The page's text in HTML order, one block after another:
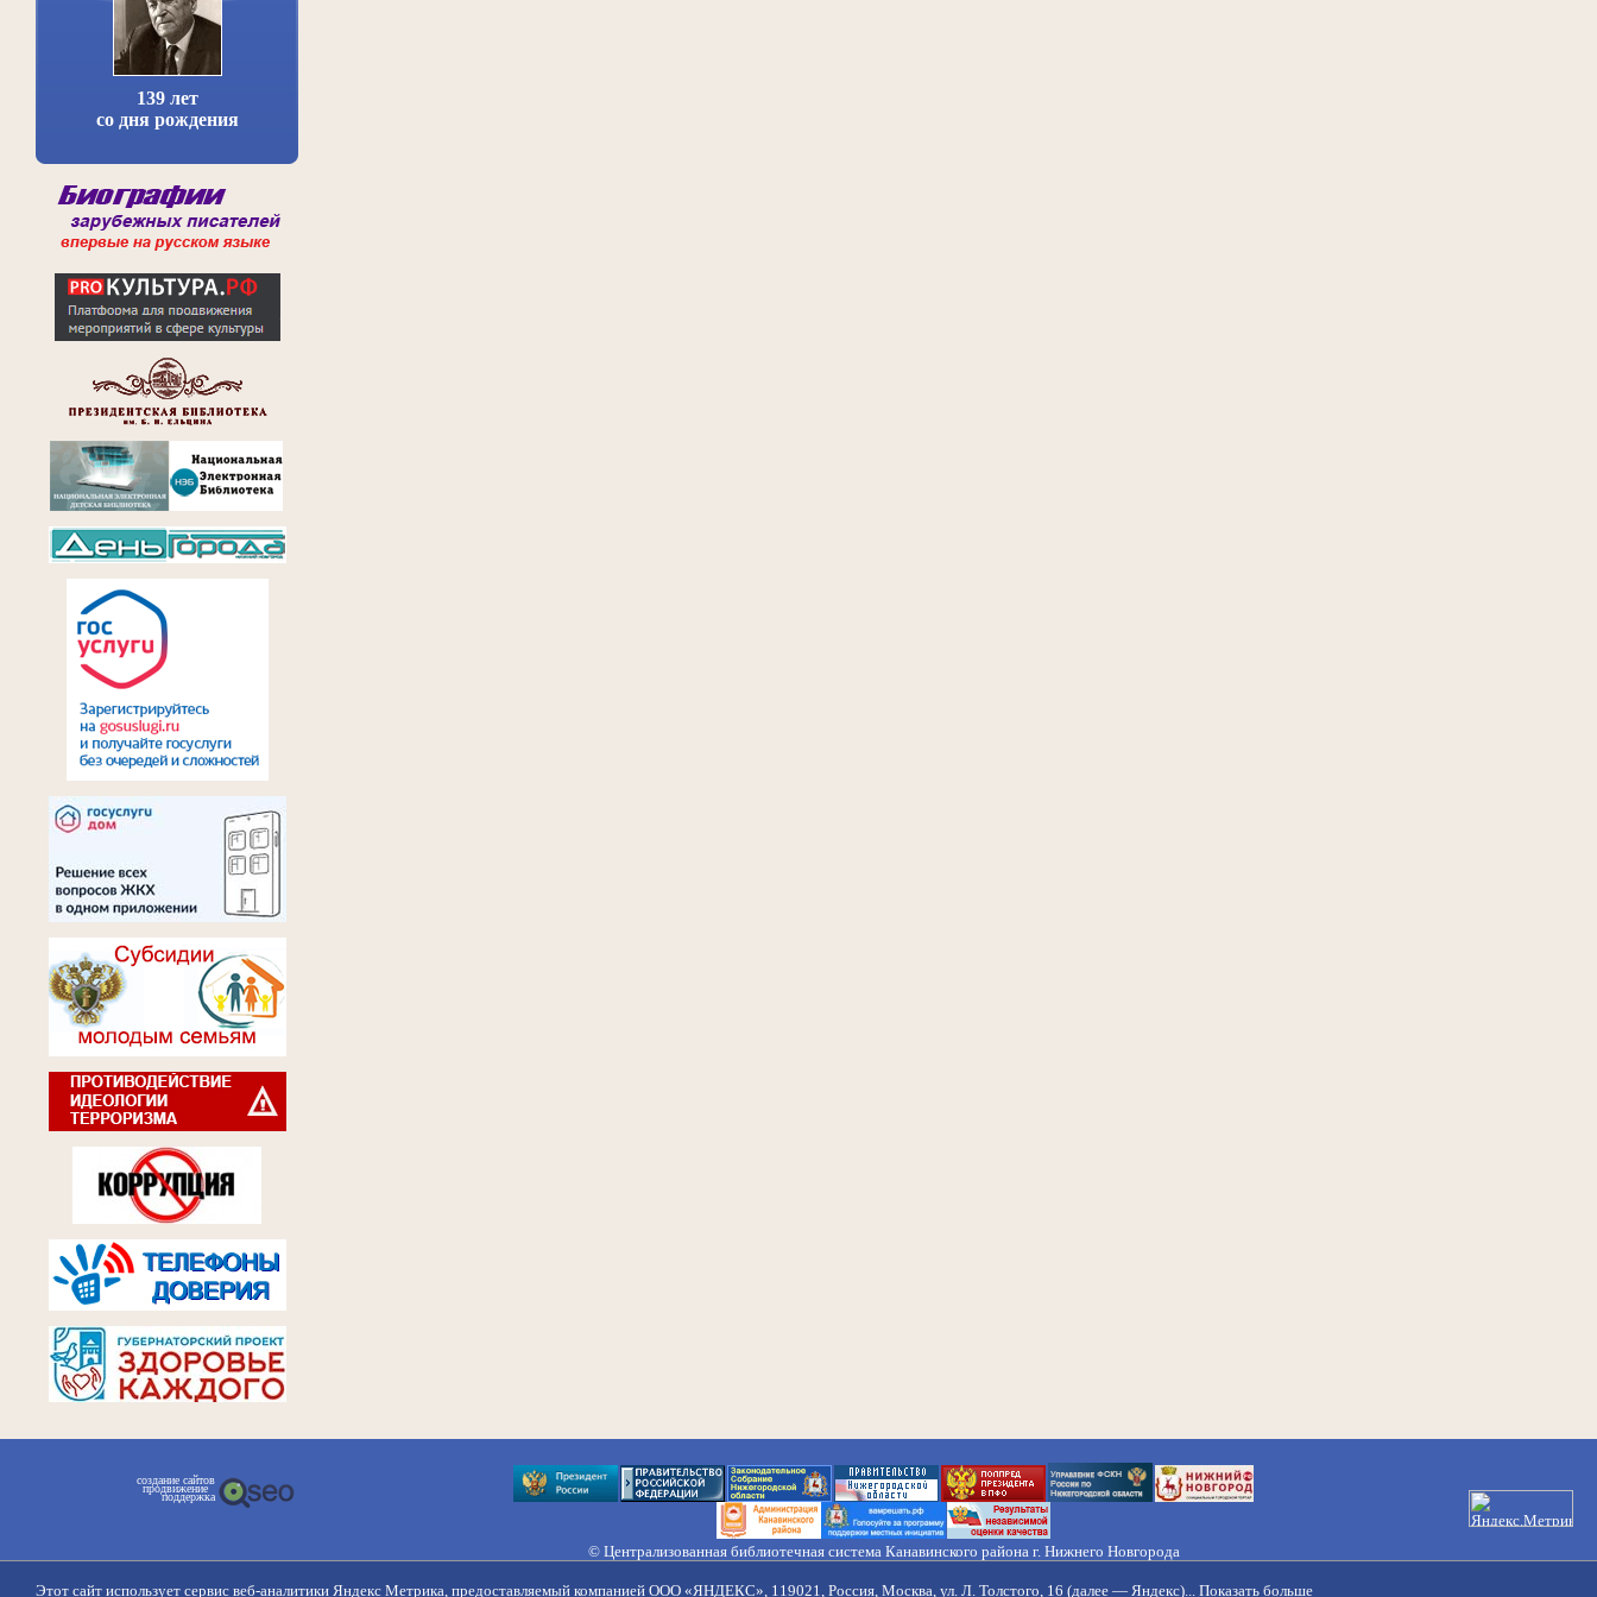
139 лет
со дня рождения
создание сайтов
продвижение
поддержка
© Централизованная библиотечная система Канавинского района г. Нижнего Новгорода
Правила обработки персональных данных
Этот сайт использует сервис веб-аналитики Яндекс Метрика, предоставляемый компанией ООО «ЯНДЕКС», 119021, Россия, Москва, ул. Л. Толстого, 16 (далее — Яндекс)... Показать больше